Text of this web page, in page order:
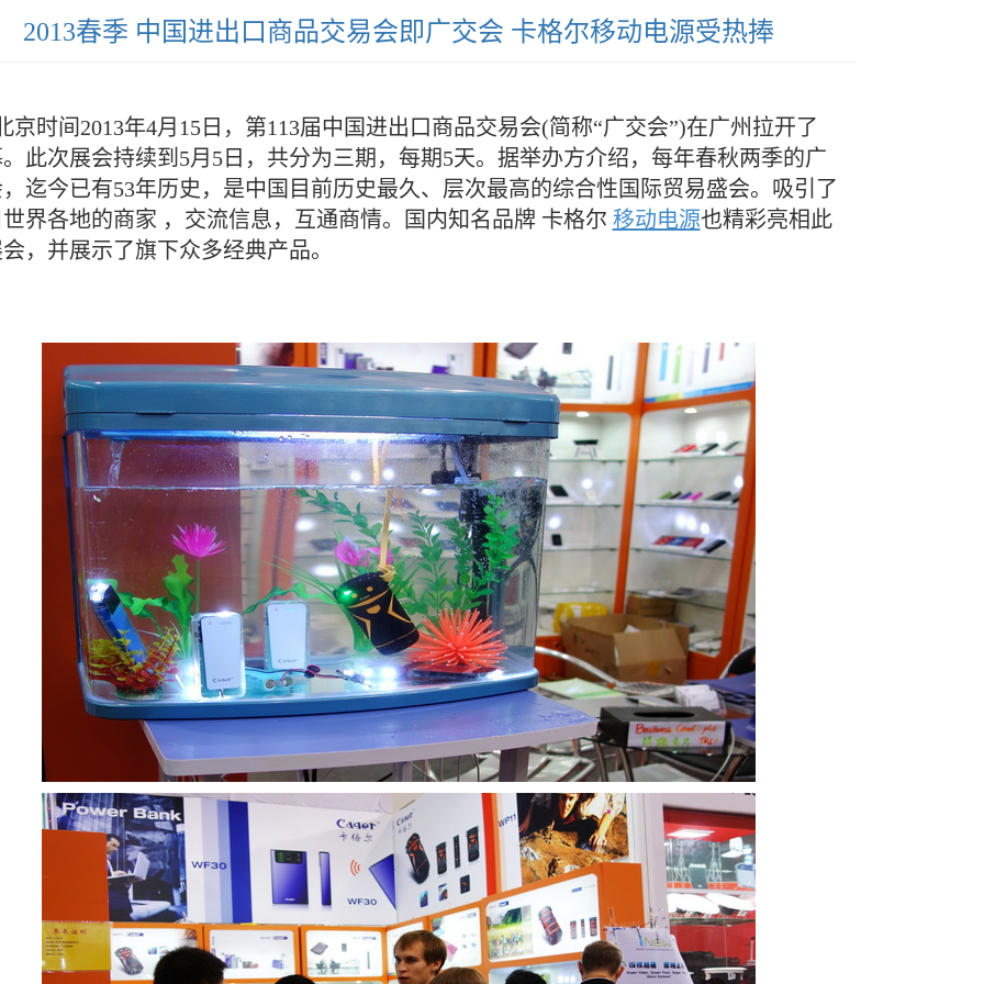
2013春季 中国进出口商品交易会即广交会 卡格尔移动电源受热捧
间2013年4月15日，第113届中国进出口商品交易会(简称“广交会”)在广州拉开了
此次展会持续到5月5日，共分为三期，每期5天。据举办方介绍，每年春秋两季的广
迄今已有53年历史，是中国目前历史最久、层次最高的综合性国际贸易盛会。吸引了
界各地的商家 ，交流信息，互通商情。国内知名品牌 卡格尔 移动电源也精彩亮相此
，并展示了旗下众多经典产品。